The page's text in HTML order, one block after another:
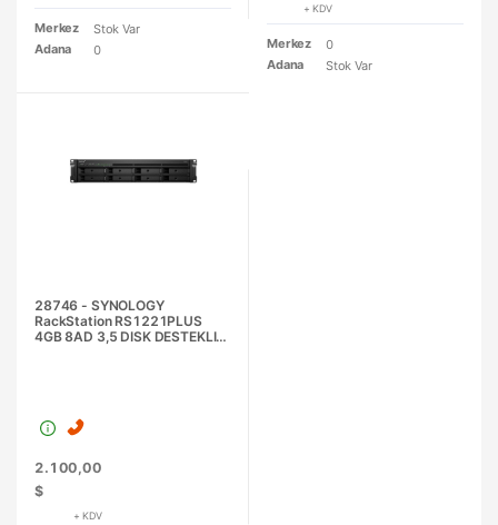
Merkez
Stok Var
Adana
0
+ KDV
Merkez
0
Adana
Stok Var
28746 - SYNOLOGY
RackStation RS1221PLUS
4GB 8AD 3,5 DISK DESTEKLI
2.100,00
$
+ KDV